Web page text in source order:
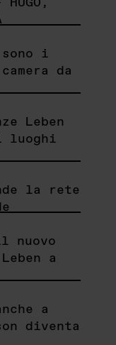
sono i
da
Leben
luoghi
la rete
nuovo
a
a
diventa